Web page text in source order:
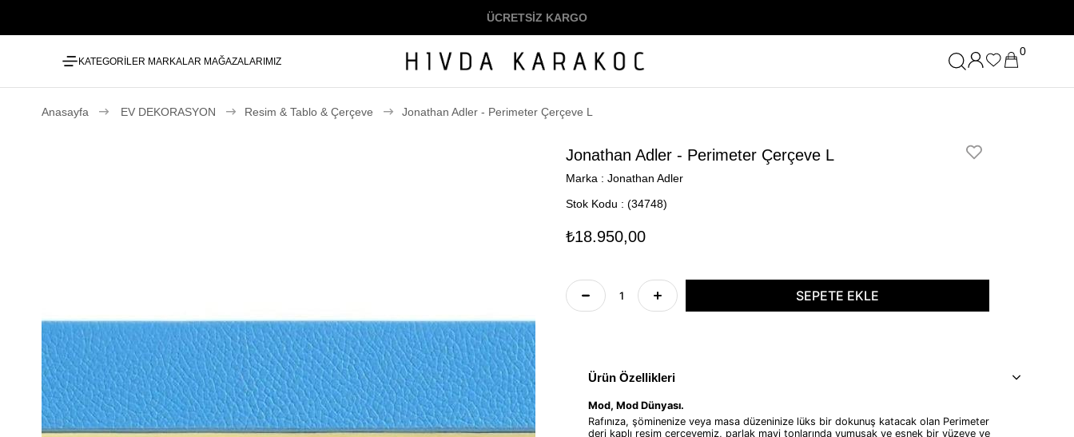
ÜCRETSİZ KARGO
KATEGORİLER MARKALAR MAĞAZALARIMIZ
0
Anasayfa EV DEKORASYON Resim & Tablo & Çerçeve Jonathan Adler - Perimeter Çerçeve L
Jonathan Adler - Perimeter Çerçeve L
Marka : Jonathan Adler
Stok Kodu
(34748)
₺18.950,00
Ürün Özellikleri
Mod, Mod Dünyası.
Rafınıza, şöminenize veya masa düzeninize lüks bir dokunuş katacak olan Perimeter
deri kaplı resim çerçevemiz, parlak mavi tonlarında yumuşak ve esnek bir yüzeye ve